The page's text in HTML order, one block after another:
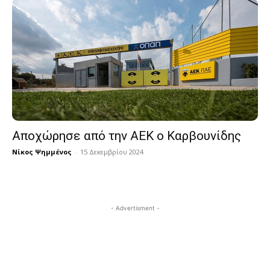
Αποχώρησε από την ΑΕΚ ο Καρβουνίδης
Νίκος Ψημμένος - 15 Δεκεμβρίου 2024
- Advertisment -